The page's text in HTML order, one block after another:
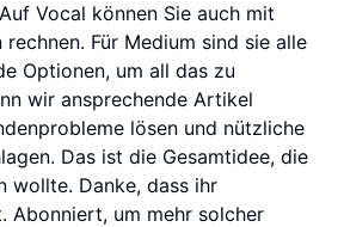
Vocal können Sie auch mit
rechnen. Für Medium sind sie alle
Optionen, um all das zu
wir ansprechende Artikel
lösen und nützliche
Das ist die Gesamtidee, die
wollte. Danke, dass ihr
Abonniert, um mehr solcher